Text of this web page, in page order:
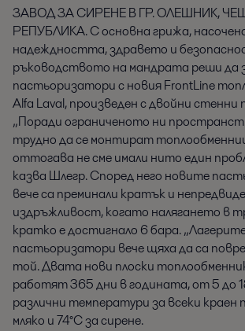
ЗАВОД ЗА СИРЕНЕ В ГР. ОЛЕШНИК,
РЕПУБЛИКА. С основна грижа,
надеждността, здравето и
ръководството на мандрата реши да
пастьоризатори с новия FrontLine
Alfa Laval, произведен с двойни стенни
„Поради ограниченото ни
трудно да се монтират
оттогава не сме имали нито един
казва Шлегр. Според него новите
вече са преминали кратък и
издръжливост, когато налягането в
кратко е достигнало 6 бара.
пастьоризатори вече щяха да са
той. Двата нови плоски
работят 365 дни в годината, от 5 до
различни температури за всеки краен
мляко и 74°C за сирене.